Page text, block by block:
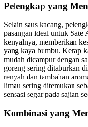
Pelengkap yang
Selain saus kacang,
pasangan ideal untuk
kenyalnya, memberikan
yang kaya bumbu. Kerap
mudah dicampur dengan
goreng sering ditaburkan
renyah dan tambahan
limau sering ditemukan
sensasi segar pada sajian
Kombinasi yang